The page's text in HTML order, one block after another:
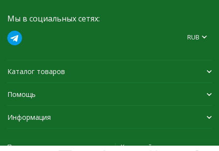
Мы в социальных сетях:
RUB
Каталог товаров
Помощь
Информация
Политика персональных данных Карта сайта